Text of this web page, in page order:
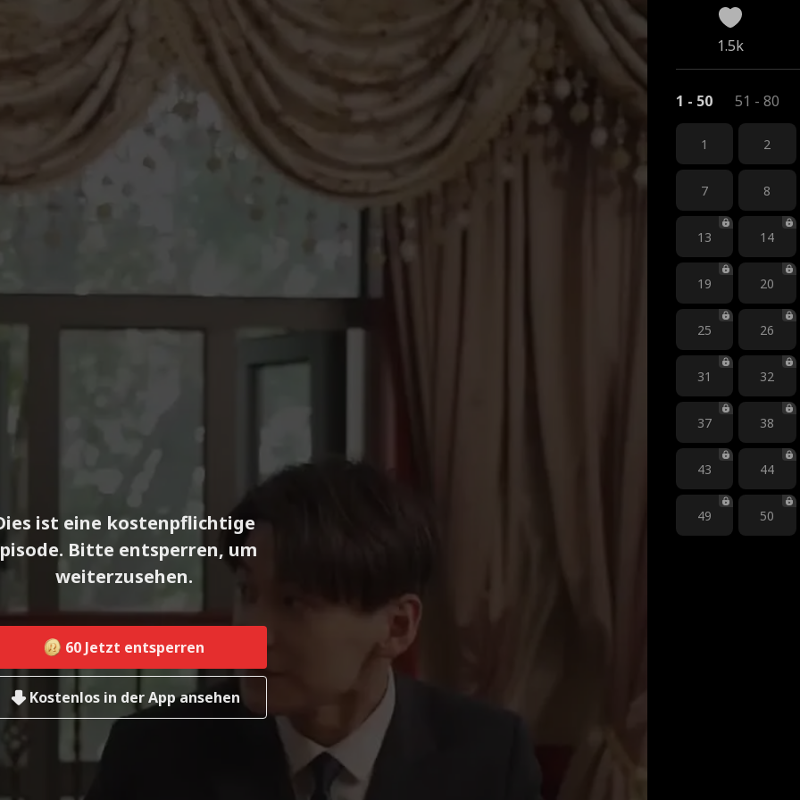
ist eine kostenpflichtige
Bitte entsperren, um
weiterzusehen.
60 Jetzt entsperren
Kostenlos in der App ansehen
1.5k
1 - 50 51 - 80
1 2
7 8
13 14
19 20
25 26
31 32
37 38
43 44
49 50